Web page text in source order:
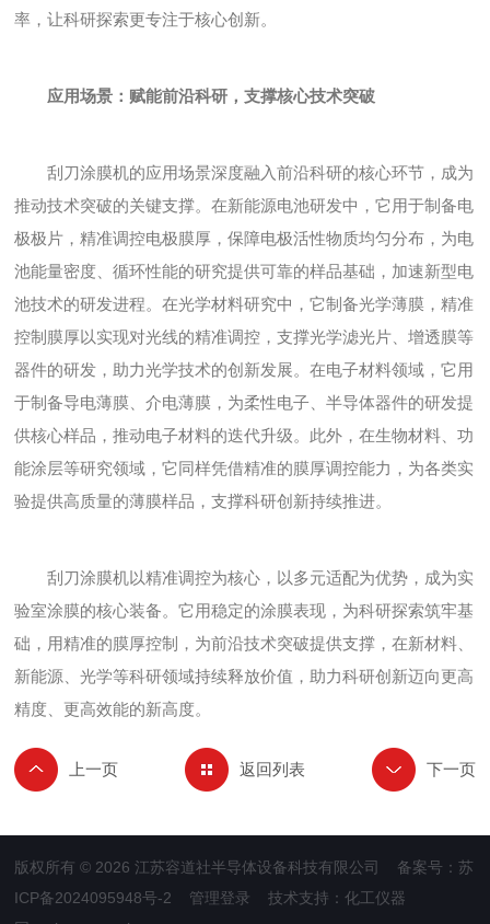
率，让科研探索更专注于核心创新。
应用场景：赋能前沿科研，支撑核心技术突破
刮刀涂膜机的应用场景深度融入前沿科研的核心环节，成为
推动技术突破的关键支撑。在新能源电池研发中，它用于制备电
极极片，精准调控电极膜厚，保障电极活性物质均匀分布，为电
池能量密度、循环性能的研究提供可靠的样品基础，加速新型电
池技术的研发进程。在光学材料研究中，它制备光学薄膜，精准
控制膜厚以实现对光线的精准调控，支撑光学滤光片、增透膜等
器件的研发，助力光学技术的创新发展。在电子材料领域，它用
于制备导电薄膜、介电薄膜，为柔性电子、半导体器件的研发提
供核心样品，推动电子材料的迭代升级。此外，在生物材料、功
能涂层等研究领域，它同样凭借精准的膜厚调控能力，为各类实
验提供高质量的薄膜样品，支撑科研创新持续推进。
刮刀涂膜机以精准调控为核心，以多元适配为优势，成为实
验室涂膜的核心装备。它用稳定的涂膜表现，为科研探索筑牢基
础，用精准的膜厚控制，为前沿技术突破提供支撑，在新材料、
新能源、光学等科研领域持续释放价值，助力科研创新迈向更高
精度、更高效能的新高度。
返回列表
版权所有 © 2026 江苏容道社半导体设备科技有限公司 备案号：苏
ICP备2024095948号-2
管理登录 技术支持：化工仪器